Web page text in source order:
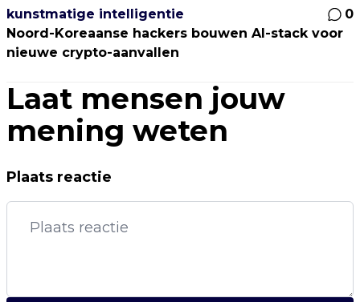
kunstmatige intelligentie
0
Noord-Koreaanse hackers bouwen AI-stack voor
nieuwe crypto-aanvallen
Laat mensen jouw
mening weten
Plaats reactie